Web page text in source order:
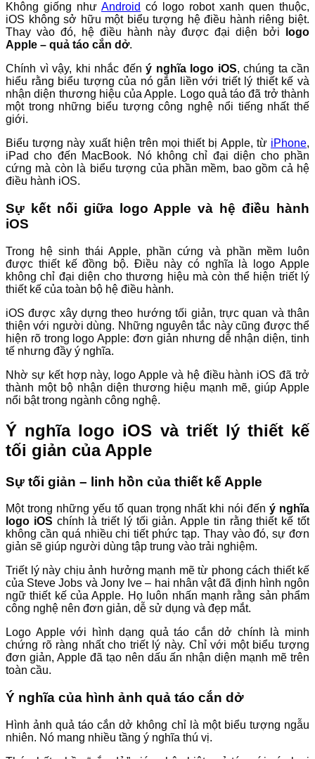
Không giống như Android có logo robot xanh quen thuộc,
iOS không sở hữu một biểu tượng hệ điều hành riêng biệt.
Thay vào đó, hệ điều hành này được đại diện bởi
logo
Apple – quả táo cắn dở.
Chính vì vậy, khi nhắc đến ý nghĩa logo iOS, chúng ta cần
hiểu rằng biểu tượng của nó gắn liền với triết lý thiết kế và
nhận diện thương hiệu của Apple. Logo quả táo đã trở thành
một trong những biểu tượng công nghệ nổi tiếng nhất thế
giới.
Biểu tượng này xuất hiện trên mọi thiết bị Apple, từ iPhone,
iPad cho đến MacBook. Nó không chỉ đại diện cho phần
cứng mà còn là biểu tượng của phần mềm, bao gồm cả hệ
điều hành iOS.
Sự kết nối giữa logo Apple và hệ điều hành
iOS
Trong hệ sinh thái Apple, phần cứng và phần mềm luôn
được thiết kế đồng bộ. Điều này có nghĩa là logo Apple
không chỉ đại diện cho thương hiệu mà còn thể hiện triết lý
thiết kế của toàn bộ hệ điều hành.
iOS được xây dựng theo hướng tối giản, trực quan và thân
thiện với người dùng. Những nguyên tắc này cũng được thể
hiện rõ trong logo Apple: đơn giản nhưng dễ nhận diện, tinh
tế nhưng đầy ý nghĩa.
Nhờ sự kết hợp này, logo Apple và hệ điều hành iOS đã trở
thành một bộ nhận diện thương hiệu mạnh mẽ, giúp Apple
nổi bật trong ngành công nghệ.
Ý nghĩa logo iOS và triết lý thiết kế
tối giản của Apple
Sự tối giản – linh hồn của thiết kế Apple
Một trong những yếu tố quan trọng nhất khi nói đếný nghĩa
logo iOS chính là triết lý tối giản. Apple tin rằng thiết kế tốt
không cần quá nhiều chi tiết phức tạp. Thay vào đó, sự đơn
giản sẽ giúp người dùng tập trung vào trải nghiệm.
Triết lý này chịu ảnh hưởng mạnh mẽ từ phong cách thiết kế
của Steve Jobs và Jony Ive – hai nhân vật đã định hình ngôn
ngữ thiết kế của Apple. Họ luôn nhấn mạnh rằng sản phẩm
công nghệ nên đơn giản, dễ sử dụng và đẹp mắt.
Logo Apple với hình dạng quả táo cắn dở chính là minh
chứng rõ ràng nhất cho triết lý này. Chỉ với một biểu tượng
đơn giản, Apple đã tạo nên dấu ấn nhận diện mạnh mẽ trên
toàn cầu.
Ý nghĩa của hình ảnh quả táo cắn dở
Hình ảnh quả táo cắn dở không chỉ là một biểu tượng ngẫu
nhiên. Nó mang nhiều tầng ý nghĩa thú vị.